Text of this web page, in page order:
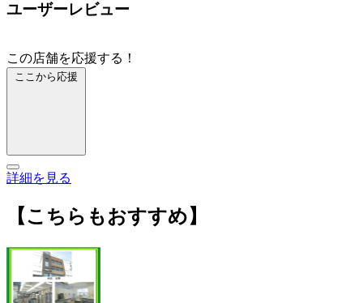
ユーザーレビュー
この店舗を応援する！
ここから応援
詳細を見る
【こちらもおすすめ】